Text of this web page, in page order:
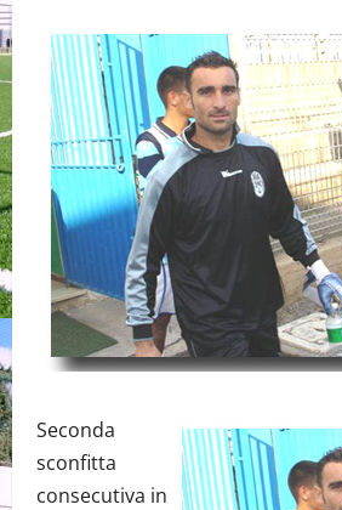
Seconda
sconfitta
consecutiva in